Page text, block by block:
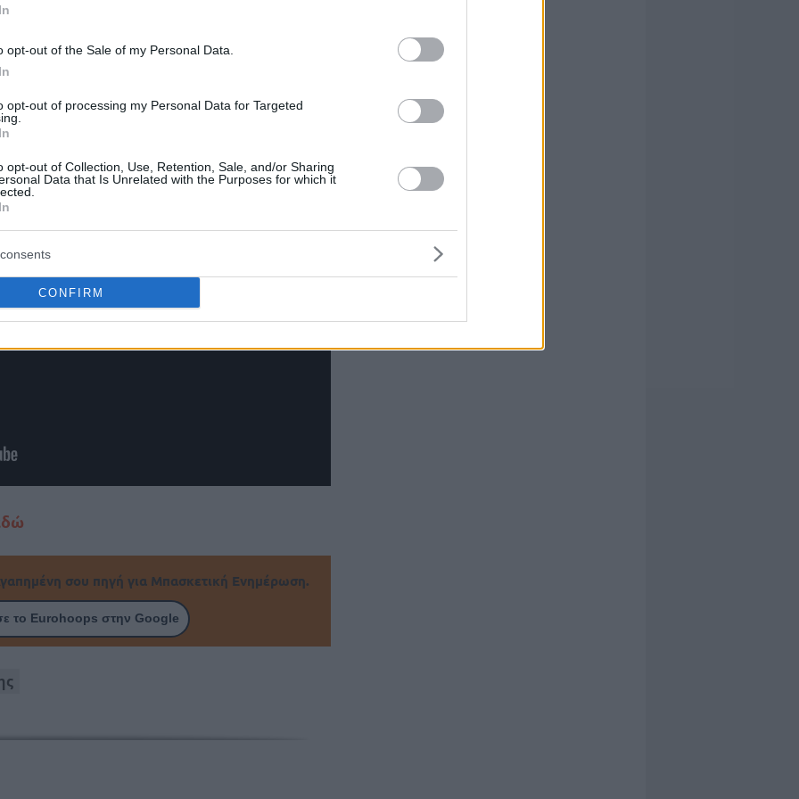
opt-out of the Sale of my Personal Data.
opt-out of processing my Personal Data for Targeted
opt-out of Collection, Use, Retention, Sale, and/or Sharing
Data that Is Unrelated with the Purposes for which it
CONFIRM
λίγο κατά τη διάρκεια της φιέστας όπου
τρόπο για την προσφορά του στο
της ΚΑΕ
σου πηγή για Μπασκετική Ενημέρωση.
το Eurohoops στην Google